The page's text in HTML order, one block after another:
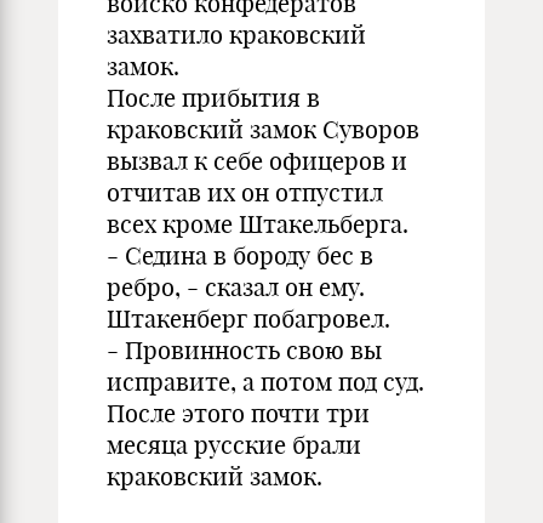
захватило краковский
замок.
После прибытия в
краковский замок Суворов
вызвал к себе офицеров и
отчитав их он отпустил
всех кроме Штакельберга.
- Седина в бороду бес в
ребро, - сказал он ему.
Штакенберг побагровел.
- Провинность свою вы
исправите, а потом под суд.
После этого почти три
месяца русские брали
краковский замок.